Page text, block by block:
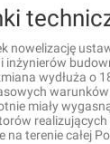
nowelizację
inżynierów
wydłuża o
miały
realizujących
terenie całej